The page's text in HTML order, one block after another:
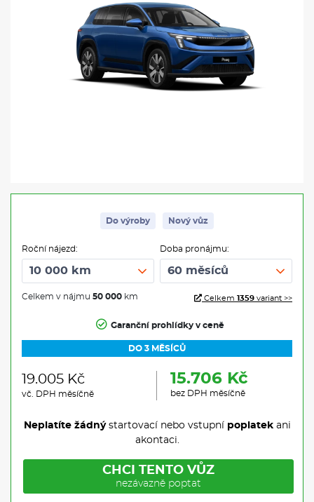
Do výroby Nový vůz
Roční nájezd:
Celkem v nájmu 50 000 km
Doba pronájmu:
Celkem 1359 variant >>
Garanční prohlídky v ceně
DO 3 MĚSÍCŮ
19.005 Kč
vč. DPH měsíčně
15.706 Kč
bez DPH měsíčně
Neplatíte žádnýstartovací nebo vstupní poplatekani
akontaci.
CHCI TENTO VŮZ
nezávazně poptat